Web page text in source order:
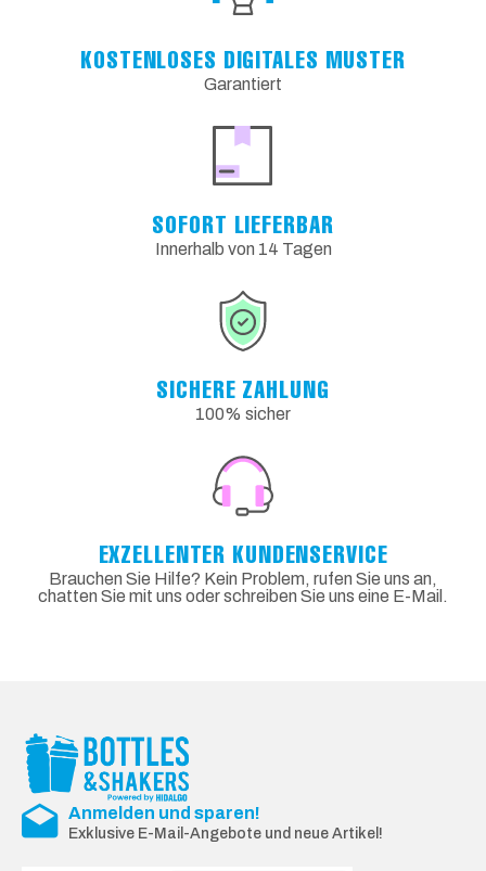
KOSTENLOSES DIGITALES MUSTER
Garantiert
SOFORT LIEFERBAR
Innerhalb von 14 Tagen
SICHERE ZAHLUNG
100% sicher
EXZELLENTER KUNDENSERVICE
Brauchen Sie Hilfe? Kein Problem, rufen Sie uns an,
chatten Sie mit uns oder schreiben Sie uns eine E-Mail.
Anmelden und sparen!
Exklusive E-Mail-Angebote und neue Artikel!